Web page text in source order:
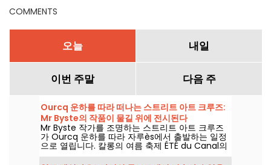
COMMENTS
오늘 내일
이번 주말 다음 주
Ourcq 운하를 따라 떠나는 스트리트 아트 크루즈:
Mr Byste의 작품이 물길 위에 전시된다
Mr Byste 작가를 조명하는 스트리트 아트 크루즈
가 Ourcq 운하를 따라 자루ès에서 출발하는 일정
으로 열립니다. 칼롱의 여름 축제 ÉTÉ du Canal의
일환이며, 2026년 8월 8일 토요일에 진행됩니다.